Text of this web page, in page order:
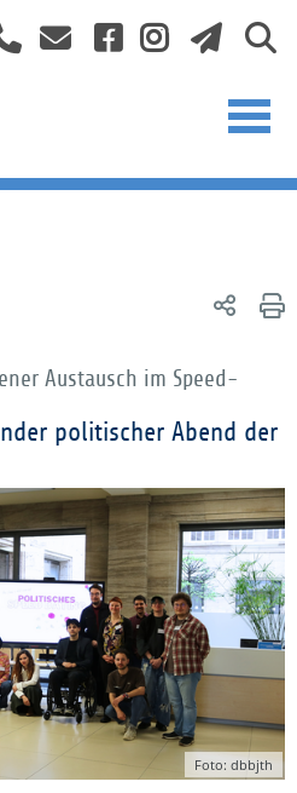
Austausch im Speed-
politischer Abend der
Foto: dbbjth